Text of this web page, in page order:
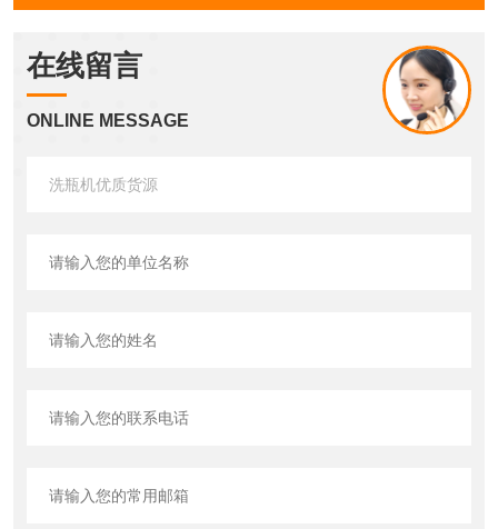
在线留言
ONLINE MESSAGE